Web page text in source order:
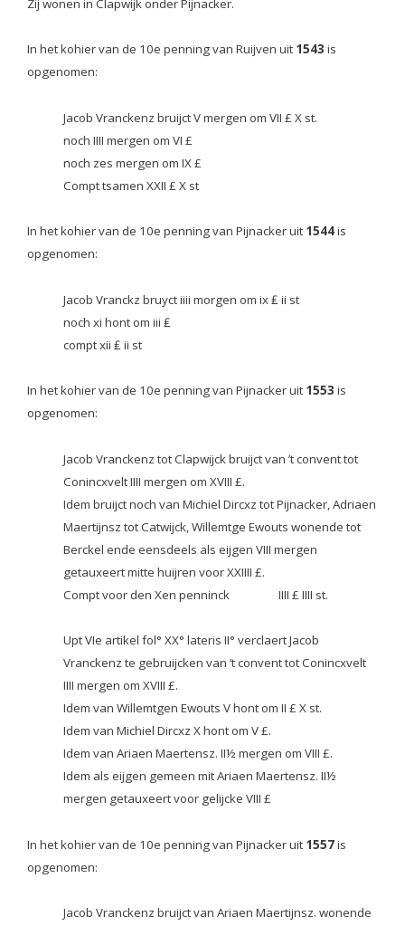
In het kohier van de 10e penning van Ruijven uit 1543 is
opgenomen:
Jacob Vranckenz bruijct V mergen om VII £ X st.
noch IIII mergen om VI £
noch zes mergen om IX £
Compt tsamen XXII £ X st
In het kohier van de 10e penning van Pijnacker uit 1544is
opgenomen:
Jacob Vranckz bruyct iiii morgen om ix ₤ ii st
noch xi hont om iii ₤
compt xii ₤ ii st
In het kohier van de 10e penning van Pijnacker uit 1553 is
opgenomen:
Jacob Vranckenz tot Clapwijck bruijct van ’t convent tot
Conincxvelt IIII mergen om XVIII £.
Idem bruijct noch van Michiel Dircxz tot Pijnacker, Adriaen
Maertijnsz tot Catwijck, Willemtge Ewouts wonende tot
Berckel ende eensdeels als eijgen VIII mergen
getauxeert mitte huijren voor XXIIII £.
Compt voor den Xen penninck IIII £ IIII st.
Upt VIe artikel fol° XX° lateris II° verclaert Jacob
Vranckenz te gebruijcken van ’t conventtot Conincxvelt
IIII mergen om XVIII £.
Idem van Willemtgen Ewouts V hont om II £ X st.
Idem van Michiel Dircxz X hont om V £.
Idem van Ariaen Maertensz. II½ mergen om VIII £.
Idem als eijgen gemeen mit Ariaen Maertensz. II½
mergen getauxeert voor gelijcke VIII £
In het kohier van de 10e penning van Pijnacker uit 1557is
opgenomen:
Jacob Vranckenz bruijct van Ariaen Maertijnsz. wonende